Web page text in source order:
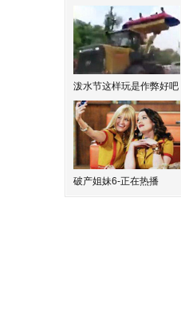
泼水节这样玩是作弊好吧
破产姐妹6-正在热播